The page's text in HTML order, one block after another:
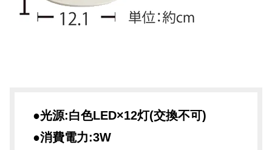
●光源:白色LED×12灯(交換不可)
●消費電力:3W